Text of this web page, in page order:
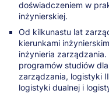
doświadczeniem w
inżynierskiej.
Od kilkunastu lat
kierunkami
inżynieria zarządzania.
programów studiów
zarządzania, logistyki
logistyki dualnej i